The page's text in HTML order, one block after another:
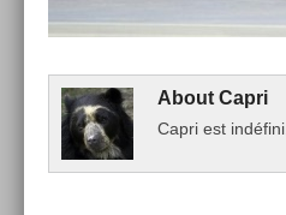
About Capri
Capri est indéfini.